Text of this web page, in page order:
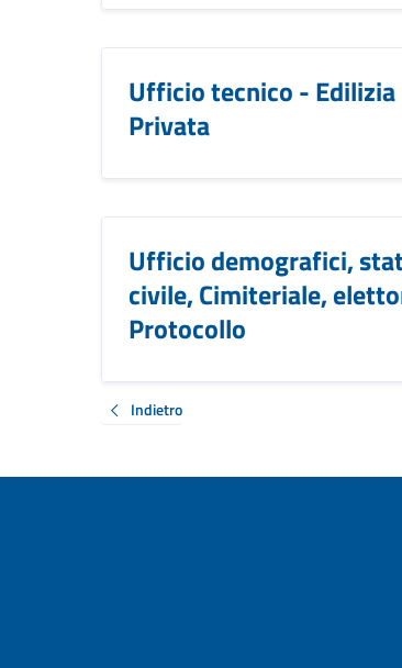
Ufficio tecnico - Edilizia
Privata
Ufficio demografici,
civile, Cimiteriale,
Protocollo
Indietro